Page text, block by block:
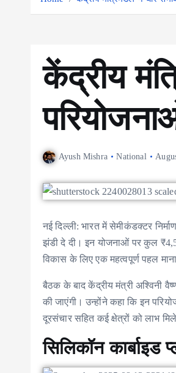
केंद्रीय
Ayush Mishra National
नई दिल्ली: भारत में सेमीकंडक्टर
झंडी दे दी। इन योजनाओं पर कुल
विकास के लिए एक महत्वपूर्ण पहल
बैठक के बाद केंद्रीय मंत्री अश्विनी
की जाएंगी। उन्होंने कहा कि इन
दूरसंचार सहित कई क्षेत्रों को लाभ
सिलिकॉन कार्बाइड